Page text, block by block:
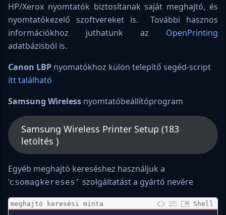
HP/Xerox nyomtatók biztosítanak saját meghajtó, és
nyomtatókezelő szoftvereket is. További hasznos
információkhoz juthatunk az OpenPrinting
adatbázisból is.
Canon LBP nyomatókhoz külön telepítő segéd-script
itt található
Samsung Wireless nyomtatóbeállítóprogram
Samsung Wireless Printer Setup (183
letöltés )
Egyéb meghajtó kereséshez használjuk a
‘csomagkereses’ szolgáltatást a gyártó nevére
meghajtó keresési minta Shell